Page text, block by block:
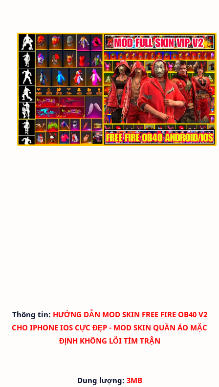
Thông tin: HƯỚNG DẪN MOD SKIN FREE FIRE OB40 V2
CHO IPHONE IOS CỰC ĐẸP - MOD SKIN QUẦN ÁO MẶC
ĐỊNH KHÔNG LỖI TÌM TRẬN
Dung lượng: 3MB